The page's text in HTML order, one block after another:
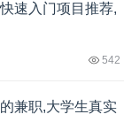
速入门项目推荐,
542
兼职,大学生真实